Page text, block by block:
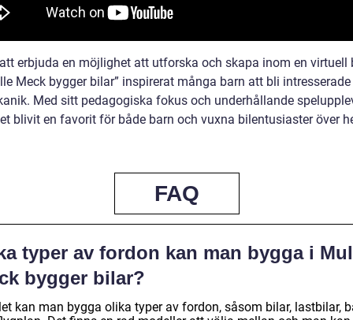
erbjuda en möjlighet att utforska och skapa inom en virtuell
Meck bygger bilar” inspirerat många barn att bli
Med sitt pedagogiska fokus och underhållande
blivit en favorit för både barn och vuxna bilentusiaster över
FAQ
typer av fordon kan man bygga i
bygger bilar?
kan man bygga olika typer av fordon, såsom bilar, lastbilar,